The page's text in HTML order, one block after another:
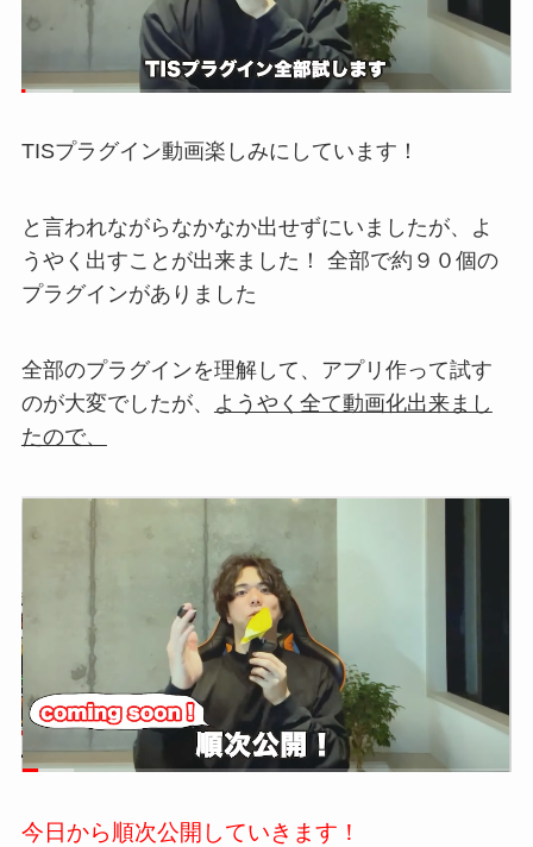
TISプラグイン動画楽しみにしています！
と言われながらなかなか出せずにいましたが、よ
うやく出すことが出来ました！ 全部で約９０個の
プラグインがありました
全部のプラグインを理解して、アプリ作って試す
のが大変でしたが、
ようやく全て動画化出来まし
たので、
今日から順次公開していきます！